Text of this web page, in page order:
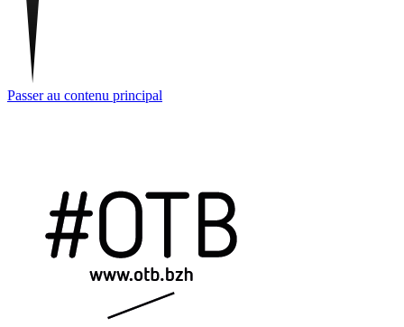
Passer au contenu principal